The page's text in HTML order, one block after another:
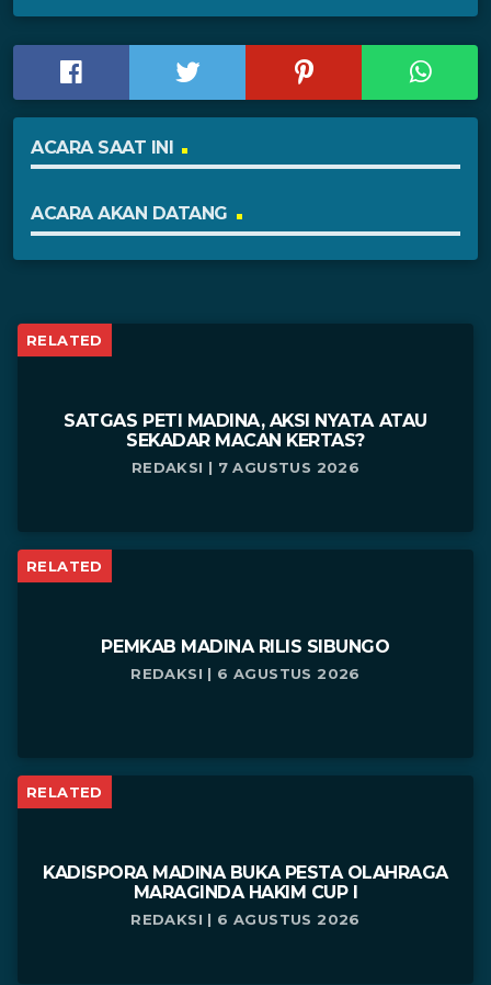
ACARA SAAT INI
ACARA AKAN DATANG
RELATED
SATGAS PETI MADINA, AKSI NYATA ATAU
SEKADAR MACAN KERTAS?
REDAKSI | 7 AGUSTUS 2026
RELATED
PEMKAB MADINA RILIS SIBUNGO
REDAKSI | 6 AGUSTUS 2026
RELATED
KADISPORA MADINA BUKA PESTA OLAHRAGA
MARAGINDA HAKIM CUP I
REDAKSI | 6 AGUSTUS 2026